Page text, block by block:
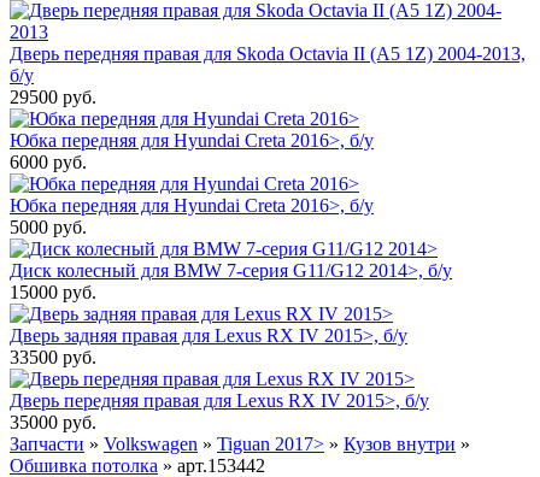
Дверь передняя правая для Skoda Octavia II (A5 1Z) 2004-2013,
б/у
29500 руб.
Юбка передняя для Hyundai Creta 2016>, б/у
6000 руб.
Юбка передняя для Hyundai Creta 2016>, б/у
5000 руб.
Диск колесный для BMW 7-серия G11/G12 2014>, б/у
15000 руб.
Дверь задняя правая для Lexus RX IV 2015>, б/у
33500 руб.
Дверь передняя правая для Lexus RX IV 2015>, б/у
35000 руб.
Запчасти » Volkswagen » Tiguan 2017> » Кузов внутри »
Обшивка потолка » арт.153442